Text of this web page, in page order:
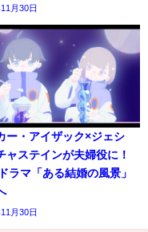
月30日
ー・アイザック×ジェシ
ャステインが夫婦役に！
ラマ「ある結婚の風景」
月30日